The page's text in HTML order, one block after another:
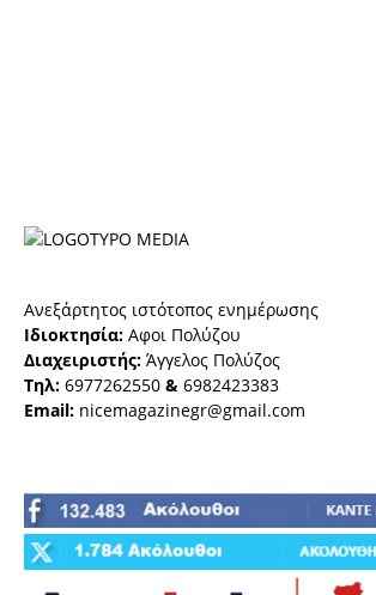
Ανεξάρτητος ιστότοπος ενημέρωσης
Ιδιοκτησία: Αφοι Πολύζου
Διαχειριστής: Άγγελος Πολύζος
Τηλ: 6977262550 & 6982423383
Email: nicemagazinegr@gmail.com